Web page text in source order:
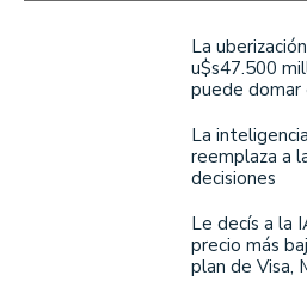
La
u$s47.500
puede domar
La
reemplaza a
decisiones
Le decís a la
precio más
plan de Visa,